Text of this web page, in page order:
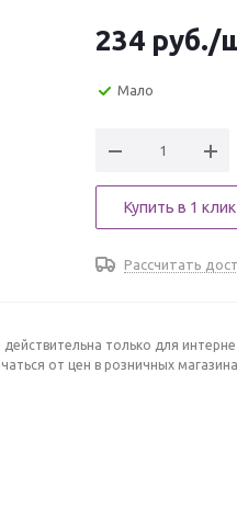
234 руб./
Мало
Купить в 1 клик
Рассчитать
действительна только для
от цен в розничных